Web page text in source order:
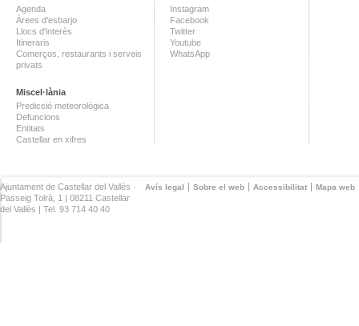
Agenda
Àrees d'esbarjo
Llocs d'interès
Itineraris
Comerços, restaurants i serveis
privats
Miscel·lània
Predicció meteorològica
Defuncions
Entitats
Castellar en xifres
Instagram
Facebook
Twitter
Youtube
WhatsApp
Avís legal Sobre el web Accessibilitat Mapa web
Ajuntament de Castellar del Vallès ·
Passeig Tolrà, 1 | 08211 Castellar
del Vallès | Tel. 93 714 40 40